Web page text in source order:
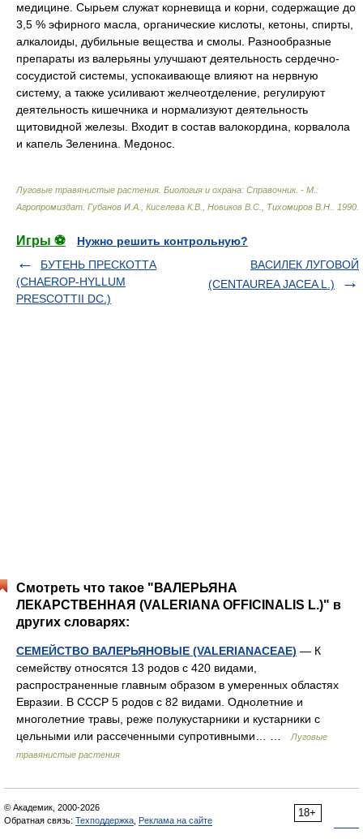
медицине. Сырьем служат корневища и корни, содержащие до
3,5 % эфирного масла, органические кислоты, кетоны, спирты,
алкалоиды, дубильные вещества и смолы. Разнообразные
препараты из валерьяны улучшают деятельность сердечно-
сосудистой системы, успокаивающе влияют на нервную
систему, а также усиливают желчеотделение, регулируют
деятельность кишечника и нормализуют деятельность
щитовидной железы. Входит в состав валокордина, корвалола
и капель Зеленина. Медонос.
Лyговые травянистые растения. Биология и охрана: Справочник. - М.:
Агропромиздат Губанов И.А., Киселева К.В., Новиков В.С., Тихомиров В.Н. 1990
Игры ⚽
Нужно решить контрольную?
БУТЕНЬ ПРЕСКОТТА
(CHAEROP-HYLLUM
PRESCOTTII DC.)
ВАСИЛЕК ЛУГОВОЙ
(CENTAUREA JACEA L.)
Смотреть что такое "ВАЛЕРЬЯНА
ЛЕКАРСТВЕННАЯ (VALERIANA OFFICINALIS L.)" в
других словарях:
СЕМЕЙСТВО ВАЛЕРЬЯНОВЫЕ (VALERIANACEAE) — К
семейству относятся 13 родов с 420 видами,
распространенные главным образом в умеренных областях
Евразии. В СССР 5 родов с 82 видами. Однолетние и
многолетние травы, реже полукустарники и кустарники с
цельными или рассеченными супротивными… …
Лyговые
травянистые растения
18+
© Академик, 2000-2026
Обратная связь: Техподдержка Реклама на сайте